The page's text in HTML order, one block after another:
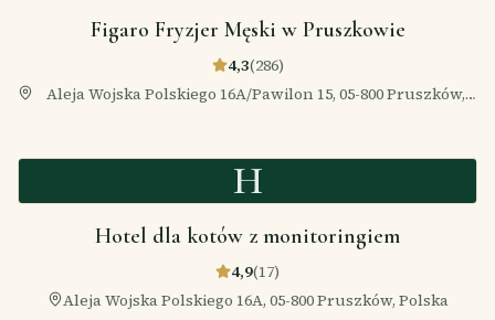
Figaro Fryzjer Męski w Pruszkowie
4,3(286)
Aleja Wojska Polskiego 16A/Pawilon 15, 05-800 Pruszków,
H
Hotel dla kotów z monitoringiem
4,9(17)
Aleja Wojska Polskiego 16A, 05-800 Pruszków, Polska